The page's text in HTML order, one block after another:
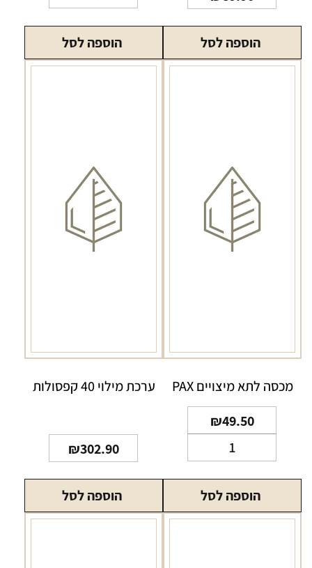
הוספה לסל
של
תא
חימום
למיצויים
הוספה לסל
מכסה לתא מיצויים PAX
₪49.50
של
מכסה
לתא
מיצויים
הוספה לסל
ערכת מילוי 40 קפסולות
₪302.90
הוספה לסל